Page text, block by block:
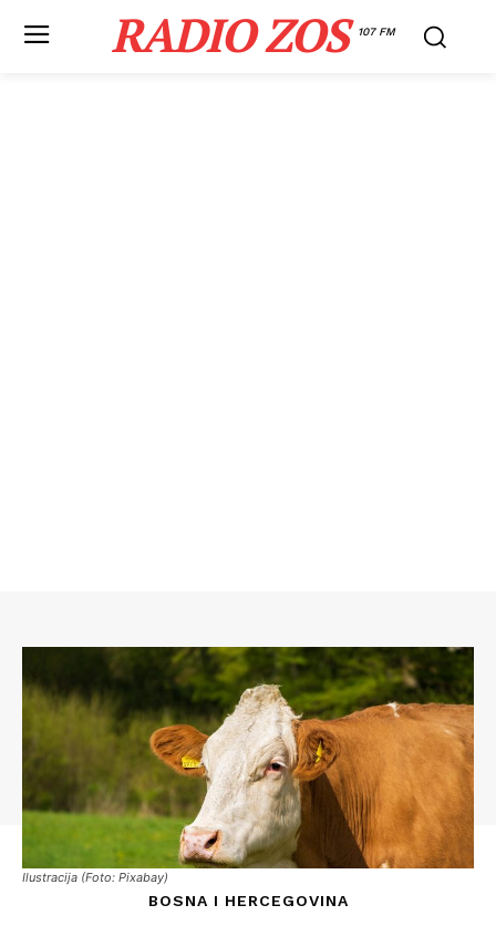
RADIO ZOS 107 FM
Ilustracija (Foto: Pixabay)
BOSNA I HERCEGOVINA